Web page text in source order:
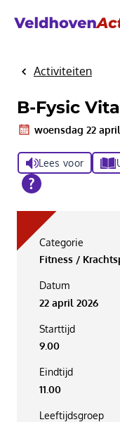
HomeActiviteiten
B-Fysic
woensdag 22 april
Lees voor
Categorie
Fitness /
Datum
22 april 2026
Starttijd
9.00
Eindtijd
11.00
Leeftijdsgroep